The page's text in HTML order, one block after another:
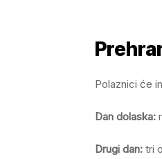
Polaznici će
Dan dolaska:
Drugi dan: tri